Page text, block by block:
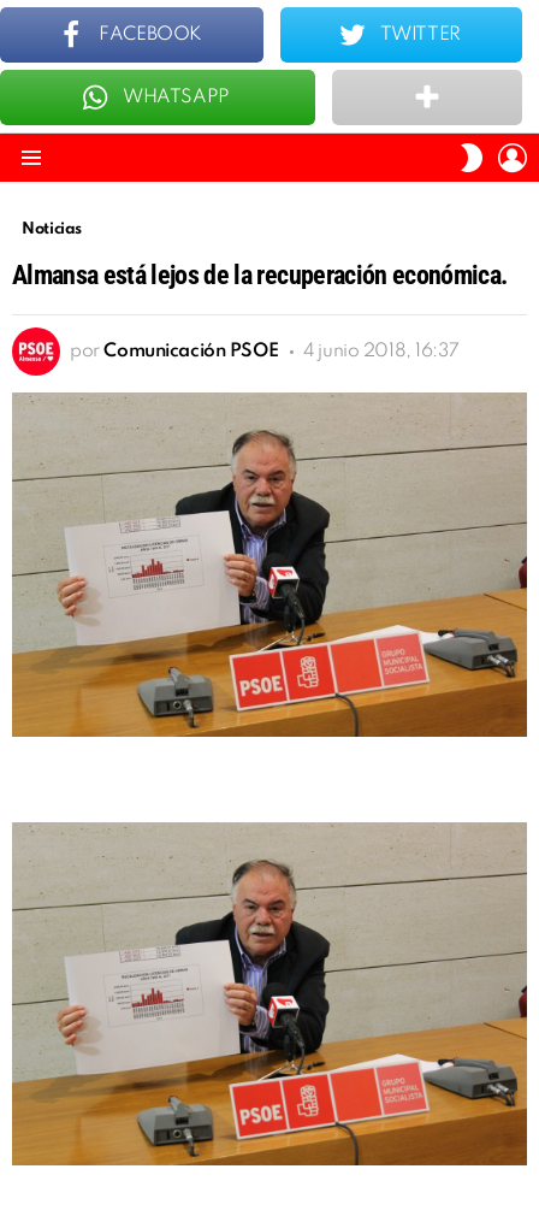
SKIN
Noticias
Almansa está lejos de la recuperación económica.
por Comunicación PSOE 4 junio 2018, 16:37
FACEBOOK TWITTER
WHATSAPP